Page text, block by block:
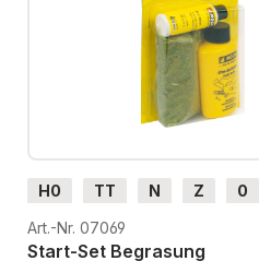
H0 TT N Z 0
G
H0m
Art.-Nr. 07069
Start-Set Begrasung